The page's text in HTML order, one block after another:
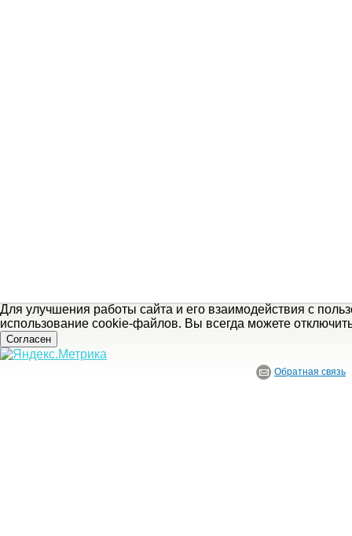
Для улучшения работы сайта и его взаимодействия с
использование cookie-файлов. Вы всегда можете
Согласен
Обратная связь